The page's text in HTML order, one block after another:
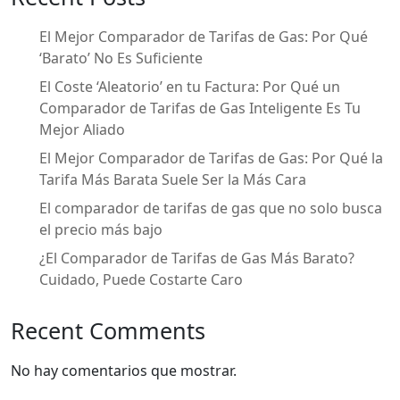
o
k
El Mejor Comparador de Tarifas de Gas: Por Qué
‘Barato’ No Es Suficiente
El Coste ‘Aleatorio’ en tu Factura: Por Qué un
Comparador de Tarifas de Gas Inteligente Es Tu
Mejor Aliado
El Mejor Comparador de Tarifas de Gas: Por Qué la
Tarifa Más Barata Suele Ser la Más Cara
El comparador de tarifas de gas que no solo busca
el precio más bajo
¿El Comparador de Tarifas de Gas Más Barato?
Cuidado, Puede Costarte Caro
Recent Comments
No hay comentarios que mostrar.